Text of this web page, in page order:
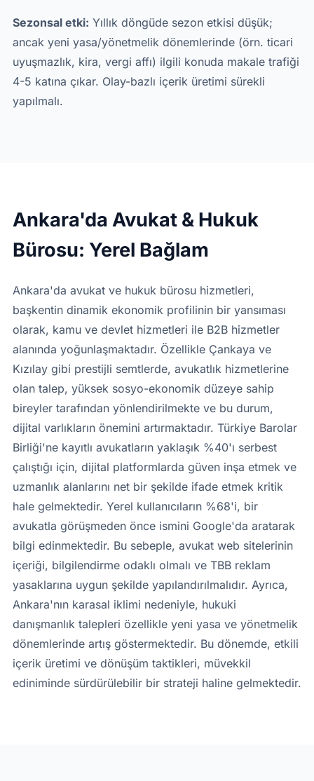
Sezonsal etki: Yıllık döngüde sezon etkisi düşük;
ancak yeni yasa/yönetmelik dönemlerinde (örn. ticari
uyuşmazlık, kira, vergi affı) ilgili konuda makale trafiği
4-5 katına çıkar. Olay-bazlı içerik üretimi sürekli
yapılmalı.
Ankara'da Avukat & Hukuk
Bürosu: Yerel Bağlam
Ankara'da avukat ve hukuk bürosu hizmetleri,
başkentin dinamik ekonomik profilinin bir yansıması
olarak, kamu ve devlet hizmetleri ile B2B hizmetler
alanında yoğunlaşmaktadır. Özellikle Çankaya ve
Kızılay gibi prestijli semtlerde, avukatlık hizmetlerine
olan talep, yüksek sosyo-ekonomik düzeye sahip
bireyler tarafından yönlendirilmekte ve bu durum,
dijital varlıkların önemini artırmaktadır. Türkiye Barolar
Birliği'ne kayıtlı avukatların yaklaşık %40'ı serbest
çalıştığı için, dijital platformlarda güven inşa etmek ve
uzmanlık alanlarını net bir şekilde ifade etmek kritik
hale gelmektedir. Yerel kullanıcıların %68'i, bir
avukatla görüşmeden önce ismini Google'da aratarak
bilgi edinmektedir. Bu sebeple, avukat web sitelerinin
içeriği, bilgilendirme odaklı olmalı ve TBB reklam
yasaklarına uygun şekilde yapılandırılmalıdır. Ayrıca,
Ankara'nın karasal iklimi nedeniyle, hukuki
danışmanlık talepleri özellikle yeni yasa ve yönetmelik
dönemlerinde artış göstermektedir. Bu dönemde, etkili
içerik üretimi ve dönüşüm taktikleri, müvekkil
ediniminde sürdürülebilir bir strateji haline gelmektedir.